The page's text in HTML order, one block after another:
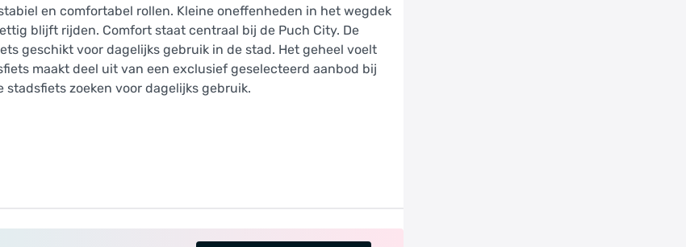
en comfortabel rollen. Kleine oneffenheden in het wegdek
blijft rijden. Comfort staat centraal bij de Puch City. De
geschikt voor dagelijks gebruik in de stad. Het geheel voelt
maakt deel uit van een exclusief geselecteerd aanbod bij
zoeken voor dagelijks gebruik.